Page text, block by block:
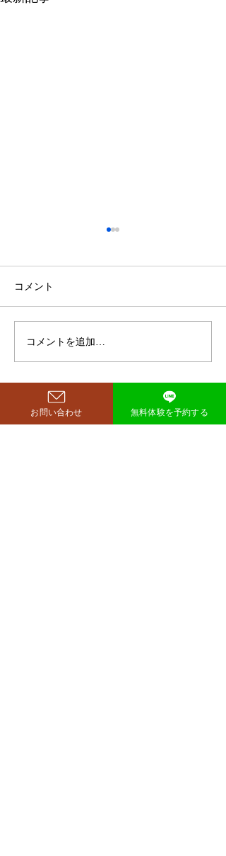
空気階段・鈴木もぐらさん
重123キロから85キロへ、マ
イナス38キロのダイエットに
リー・若林正恭さんも驚きを
見せており、SNSでも大きく
注目を集めています。 鈴木も
コメント
コメントを追加…
お問い合わせ 無料体験を予約する